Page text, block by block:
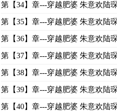
第【34】章---穿越肥婆 朱意欢陆
第【35】章---穿越肥婆 朱意欢陆
第【36】章---穿越肥婆 朱意欢陆
第【37】章---穿越肥婆 朱意欢陆
第【38】章---穿越肥婆 朱意欢陆
第【39】章---穿越肥婆 朱意欢陆
第【40】章---穿越肥婆 朱意欢陆